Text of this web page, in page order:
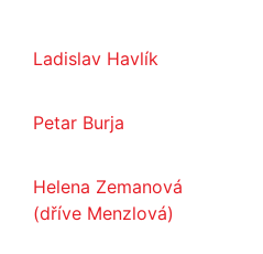
Ladislav Havlík
Petar Burja
Helena Zemanová
(dříve Menzlová)